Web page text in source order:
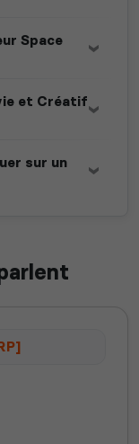
Space
et Créatif
sur un